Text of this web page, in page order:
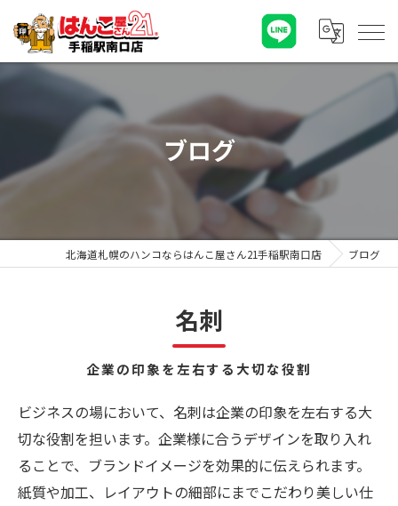
ブログ
北海道札幌のハンコならはんこ屋さん21手稲駅南口店 ブログ
名刺
企業の印象を左右する大切な役割
ビジネスの場において、名刺は企業の印象を左右する大
切な役割を担います。企業様に合うデザインを取り入れ
ることで、ブランドイメージを効果的に伝えられます。
紙質や加工、レイアウトの細部にまでこだわり美しい仕